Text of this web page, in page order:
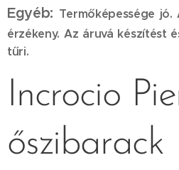
Egyéb: Termőképessége jó.
érzékeny. Az áruvá készítést
tűri.
Incrocio
őszibarack